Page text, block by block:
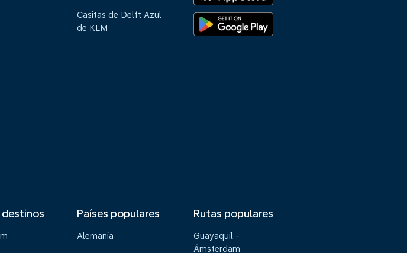
Casitas de Delft Azul
de KLM
destinos Países populares
Alemania
Rutas populares
Guayaquil -
Ámsterdam